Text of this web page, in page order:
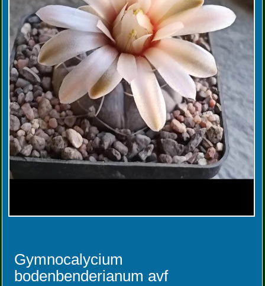
Gymnocalycium
bodenbenderianum avf